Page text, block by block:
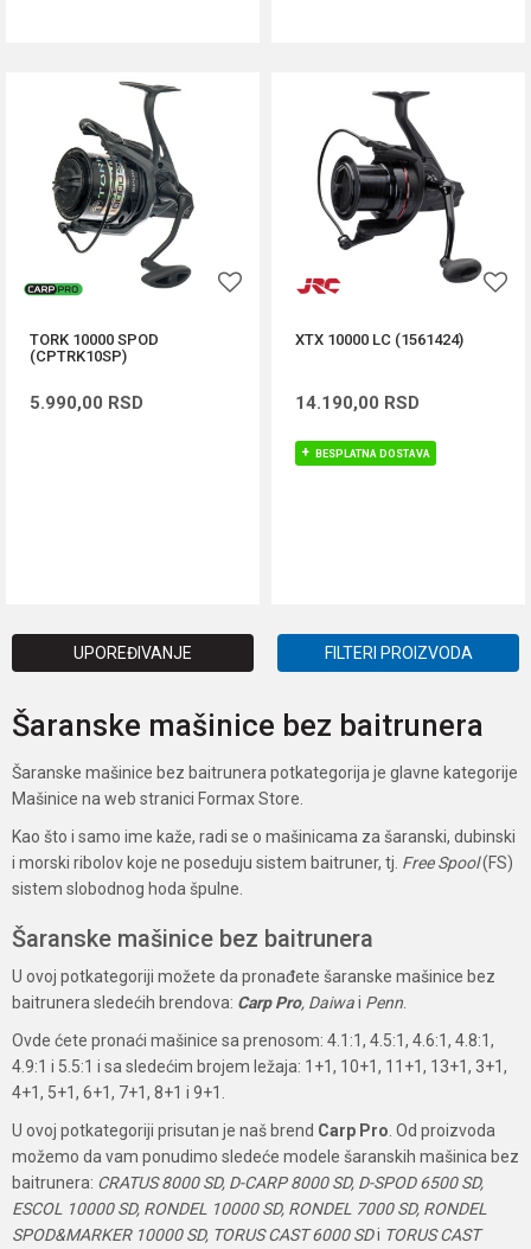
TORK 10000 SPOD
(CPTRK10SP)
5.990,00 RSD
XTX 10000 LC (1561424)
14.190,00 RSD
BESPLATNA DOSTAVA
UPOREĐIVANJE FILTERI PROIZVODA
Šaranske mašinice bez baitrunera
Šaranske mašinice bez baitrunera potkategorija je glavne kategorije
Mašinice na web stranici Formax Store.
Kao što i samo ime kaže, radi se o mašinicama za šaranski, dubinski
i morski ribolov koje ne poseduju sistem baitruner, tj. Free Spool(FS)
sistem slobodnog hoda špulne.
Šaranske mašinice bez baitrunera
U ovoj potkategoriji možete da pronađete šaranske mašinice bez
baitrunera sledećih brendova: Carp Pro, Daiwai Penn
Ovde ćete pronaći mašinice sa prenosom: 4.1:1, 4.5:1, 4.6:1, 4.8:1,
4.9:1 i 5.5:1 i sa sledećim brojem ležaja: 1+1, 10+1, 11+1, 13+1, 3+1,
4+1, 5+1, 6+1, 7+1, 8+1 i 9+1.
U ovoj potkategoriji prisutan je naš brend Carp Pro . Od proizvoda
možemo da vam ponudimo sledeće modele šaranskih mašinica bez
baitrunera: CRATUS 8000 SD, D-CARP 8000 SD, D-SPOD 6500 SD,
ESCOL 10000 SD, RONDEL 10000 SD, RONDEL 7000 SD, RONDEL
SPOD&MARKER 10000 SD, TORUS CAST 6000 SDi TORUS CAST